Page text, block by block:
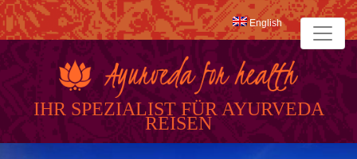
IHR SPEZIALIST FÜR AYURVEDA
REISEN
English